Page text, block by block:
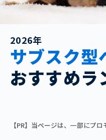
2026年
サブスク型
おすすめラ
【PR】当ページは、一部にプ